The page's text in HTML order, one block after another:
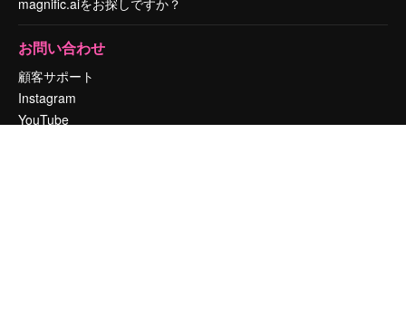
magnific.aiをお探しですか？
お問い合わせ
顧客サポート
Instagram
YouTube